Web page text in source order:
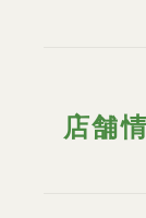
店舗